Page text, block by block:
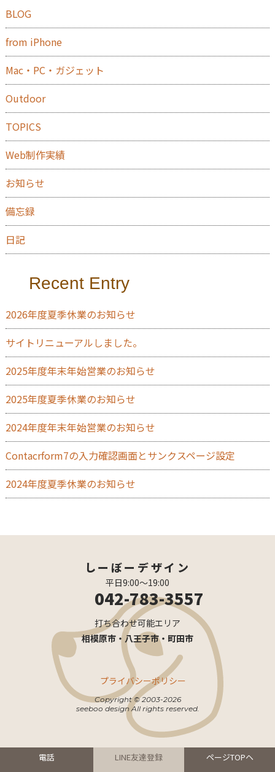
BLOG
from iPhone
Mac・PC・ガジェット
Outdoor
TOPICS
Web制作実績
お知らせ
備忘録
日記
Recent Entry
2026年度夏季休業のお知らせ
サイトリニューアルしました。
2025年度年末年始営業のお知らせ
2025年度夏季休業のお知らせ
2024年度年末年始営業のお知らせ
Contacrform7の入力確認画面とサンクスページ設定
2024年度夏季休業のお知らせ
電話 LINE友達登録 ページTOPヘ
しーぼーデザイン
平日9:00〜19:00
042-783-3557
打ち合わせ可能エリア
相模原市・八王子市・町田市
プライバシーポリシー
Copyright © 2003-2026
seeboo design All rights reserved.